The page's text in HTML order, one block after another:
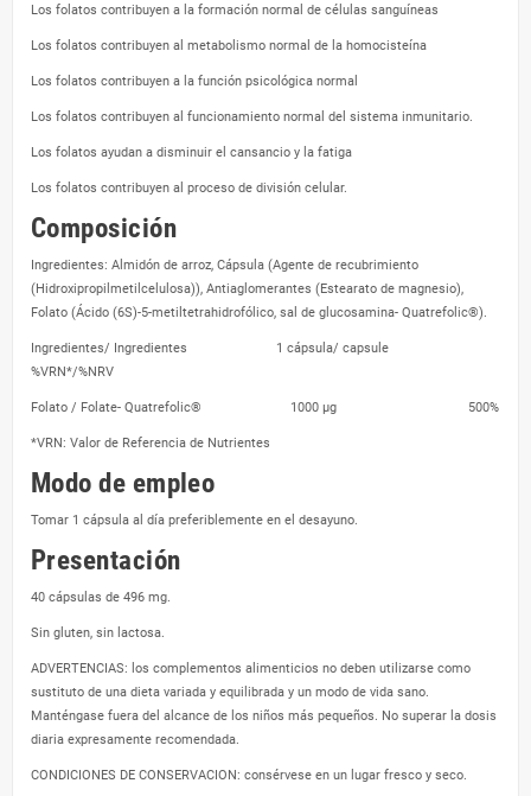
Los folatos contribuyen a la formación normal de células sanguíneas
Los folatos contribuyen al metabolismo normal de la homocisteína
Los folatos contribuyen a la función psicológica normal
Los folatos contribuyen al funcionamiento normal del sistema inmunitario.
Los folatos ayudan a disminuir el cansancio y la fatiga
Los folatos contribuyen al proceso de división celular.
Composición
Ingredientes: Almidón de arroz, Cápsula (Agente de recubrimiento
(Hidroxipropilmetilcelulosa)), Antiaglomerantes (Estearato de magnesio),
Folato (Ácido (6S)-5-metiltetrahidrofólico, sal de glucosamina- Quatrefolic®).
Ingredientes/ Ingredientes 1 cápsula/ capsule
%VRN*/%NRV
Folato / Folate- Quatrefolic® 1000 µg 500%
*VRN: Valor de Referencia de Nutrientes
Modo de empleo
Tomar 1 cápsula al día preferiblemente en el desayuno.
Presentación
40 cápsulas de 496 mg.
Sin gluten, sin lactosa.
ADVERTENCIAS: los complementos alimenticios no deben utilizarse como
sustituto de una dieta variada y equilibrada y un modo de vida sano.
Manténgase fuera del alcance de los niños más pequeños. No superar la dosis
diaria expresamente recomendada.
CONDICIONES DE CONSERVACION: consérvese en un lugar fresco y seco.